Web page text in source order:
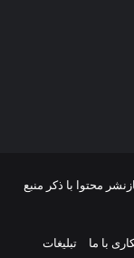
محتوا با ذکر منبع
با ما تبلیغات